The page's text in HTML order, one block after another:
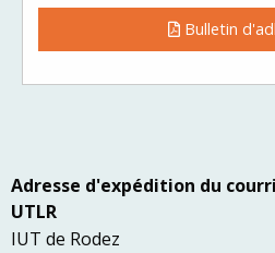
Bulletin
Adresse d'expédition du
UTLR
IUT de Rodez